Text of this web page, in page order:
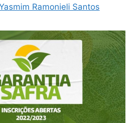
Ramonieli Santos